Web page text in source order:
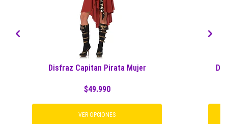
Disfraz Capitan Pirata Mujer
$49.990
VER OPCIONES